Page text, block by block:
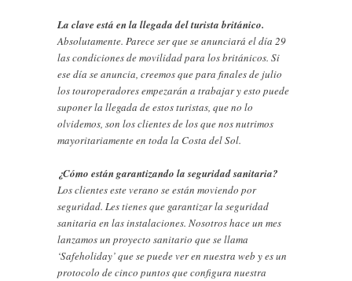
La clave está en la llegada del turista británico.
Absolutamente. Parece ser que se anunciará el día 29
las condiciones de movilidad para los británicos. Si
ese día se anuncia, creemos que para finales de julio
los touroperadores empezarán a trabajar y esto puede
suponer la llegada de estos turistas, que no lo
olvidemos, son los clientes de los que nos nutrimos
mayoritariamente en toda la Costa del Sol.
¿Cómo están garantizando la seguridad sanitaria?
Los clientes este verano se están moviendo por
seguridad. Les tienes que garantizar la seguridad
sanitaria en las instalaciones. Nosotros hace un mes
lanzamos un proyecto sanitario que se llama
‘Safeholiday’ que se puede ver en nuestra web y es un
protocolo de cinco puntos que configura nuestra